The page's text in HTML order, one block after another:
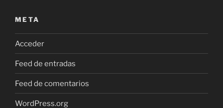
META
Acceder
Feed de entradas
Feed de comentarios
WordPress.org